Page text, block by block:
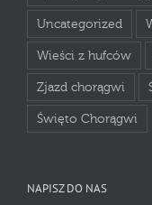
Uncategorized
Wieści z hufców
Zjazd chorągwi
Święto Chorągwi
NAPISZ DO NAS